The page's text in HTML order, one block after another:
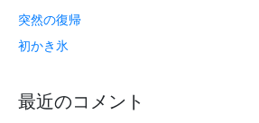
突然の復帰
初かき氷
最近のコメント